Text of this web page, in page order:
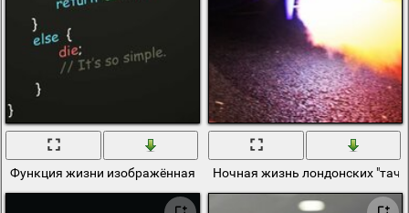
Функция жизни изображённая на чёрном фоне в виде скрипта
Ночная жизнь лондонских